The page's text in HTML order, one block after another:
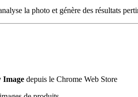
la photo et génère des résultats
Image depuis le Chrome Web Store